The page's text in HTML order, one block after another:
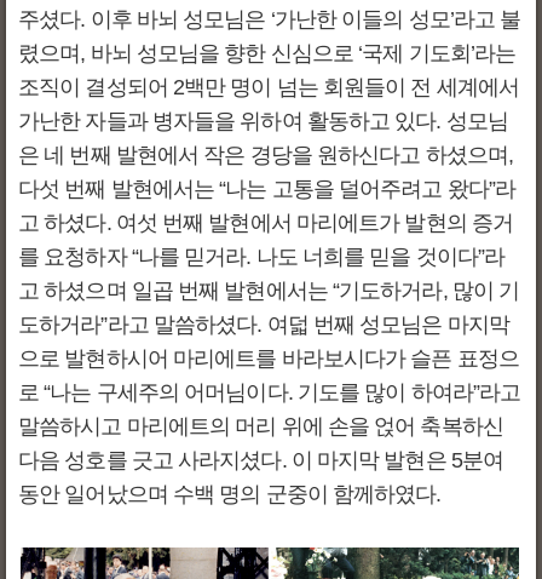
주셨다. 이후 바뇌 성모님은 ‘가난한 이들의 성모’라고 불
렸으며, 바뇌 성모님을 향한 신심으로 ‘국제 기도회’라는
조직이 결성되어 2백만 명이 넘는 회원들이 전 세계에서
가난한 자들과 병자들을 위하여 활동하고 있다. 성모님
은 네 번째 발현에서 작은 경당을 원하신다고 하셨으며,
다섯 번째 발현에서는 “나는 고통을 덜어주려고 왔다”라
고 하셨다. 여섯 번째 발현에서 마리에트가 발현의 증거
를 요청하자 “나를 믿거라. 나도 너희를 믿을 것이다”라
고 하셨으며 일곱 번째 발현에서는 “기도하거라, 많이 기
도하거라”라고 말씀하셨다. 여덟 번째 성모님은 마지막
으로 발현하시어 마리에트를 바라보시다가 슬픈 표정으
로 “나는 구세주의 어머님이다. 기도를 많이 하여라”라고
말씀하시고 마리에트의 머리 위에 손을 얹어 축복하신
다음 성호를 긋고 사라지셨다. 이 마지막 발현은 5분여
동안 일어났으며 수백 명의 군중이 함께하였다.